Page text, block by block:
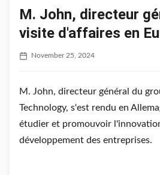
M. John, directeur
visite d'affaires en
November 25, 2024
M. John, directeur général du
Technology, s'est rendu en
étudier et promouvoir
développement des entreprises.